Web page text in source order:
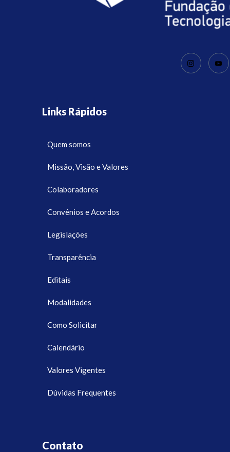
Links Rápidos
Quem somos
Missão, Visão e Valores
Colaboradores
Convênios e Acordos
Legislações
Transparência
Editais
Modalidades
Como Solicitar
Calendário
Valores Vigentes
Dúvidas Frequentes
Contato